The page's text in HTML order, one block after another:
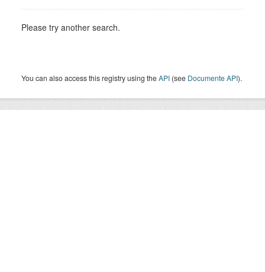
Please try another search.
You can also access this registry using theAPI (see Documente API).